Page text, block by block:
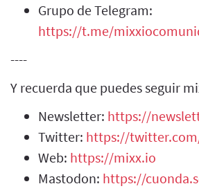
Grupo de Telegram:
https://t.me/
----
Y recuerda que puedes seguir
Newsletter: https://
Twitter: https://
Web: https://mixx.io
Mastodon: https://